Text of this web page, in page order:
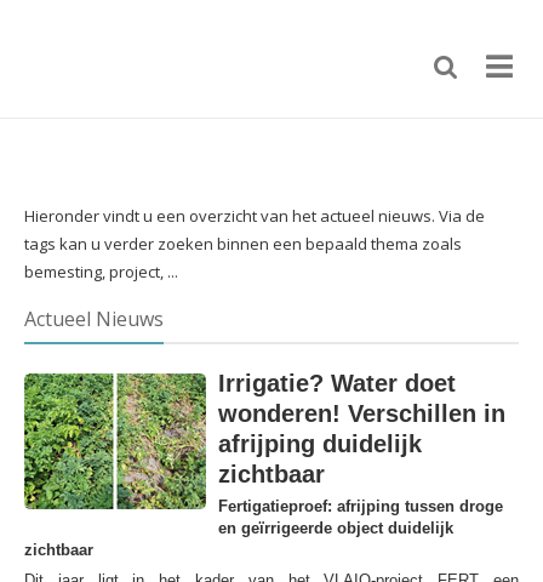
Hieronder vindt u een overzicht van het actueel nieuws. Via de
tags kan u verder zoeken binnen een bepaald thema zoals
bemesting, project, ...
Actueel Nieuws
Irrigatie? Water doet
wonderen! Verschillen in
afrijping duidelijk
zichtbaar
Fertigatieproef: afrijping tussen droge
en geïrrigeerde object duidelijk
zichtbaar